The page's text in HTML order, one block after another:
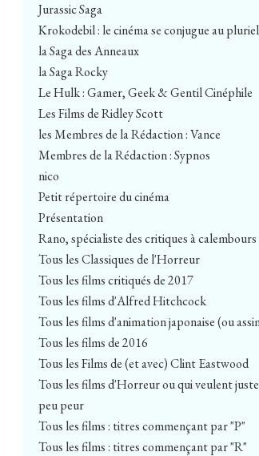
Jurassic Saga
Krokodebil : le cinéma se conjugue au pluriel
la Saga des Anneaux
la Saga Rocky
Le Hulk : Gamer, Geek & Gentil Cinéphile
Les Films de Ridley Scott
les Membres de la Rédaction : Vance
Membres de la Rédaction : Sypnos
nico
Petit répertoire du cinéma
Présentation
Rano, spécialiste des critiques à calembours
Tous les Classiques de l'Horreur
Tous les films critiqués de 2017
Tous les films d'Alfred Hitchcock
Tous les films d'animation japonaise (ou
Tous les films de 2016
Tous les Films de (et avec) Clint Eastwood
Tous les films d'Horreur ou qui veulent
peu peur
Tous les films : titres commençant par "P"
Tous les films : titres commençant par "R"